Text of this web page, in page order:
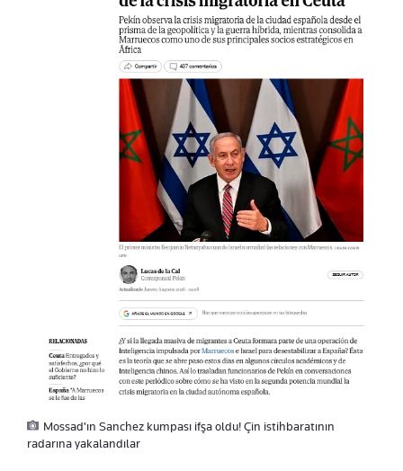
Mossad'ın Sanchez kumpası ifşa oldu! Çin istihbaratının
radarına yakalandılar